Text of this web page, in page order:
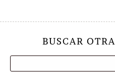
BUSCAR